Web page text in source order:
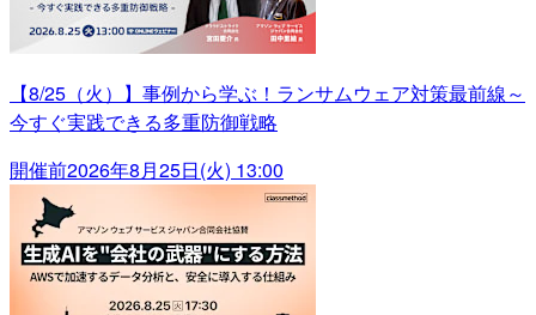
【8/25（火）】事例から学ぶ！ランサムウェア対策最前線～
今すぐ実践できる多重防御戦略
開催前2026年8月25日(火) 13:00